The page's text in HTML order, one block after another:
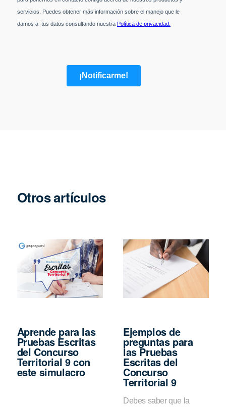
Otros artículos
Aprende para las
Pruebas Escritas
del Concurso
Territorial 9 con
este simulacro
Ejemplos de
preguntas para
las Pruebas
Escritas del
Concurso
Territorial 9
Debes saber que la